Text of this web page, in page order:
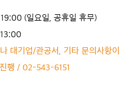
(일요일, 공휴일 휴무)
대기업/관공서, 기타 문의사항이
행 / 02-543-6151